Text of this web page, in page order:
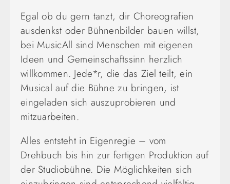
Egal ob du gern tanzt, dir Choreografien
ausdenkst oder Bühnenbilder bauen willst,
bei MusicAll sind Menschen mit eigenen
Ideen und Gemeinschaftssinn herzlich
willkommen. Jede*r, die das Ziel teilt, ein
Musical auf die Bühne zu bringen, ist
eingeladen sich auszuprobieren und
mitzuarbeiten.
Alles entsteht in Eigenregie – vom
Drehbuch bis hin zur fertigen Produktion auf
der Studiobühne. Die Möglichkeiten sich